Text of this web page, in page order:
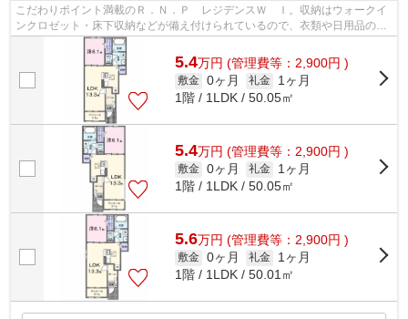
こだわりポイント満載のＲ．Ｎ．Ｐ レジデンスＷ Ｉ。収納はウォークイ
ンクロゼット・床下収納などが備え付けられているので、衣類や日用品の収
納に重宝します。室内設備は浴室乾燥...
5.4万円 (管理費等：2,900円 )
敷金 0ヶ月 礼金
1ヶ月
1階 / 1LDK / 50.05㎡
5.4万円 (管理費等：2,900円 )
敷金 0ヶ月 礼金
1ヶ月
1階 / 1LDK / 50.05㎡
5.6万円 (管理費等：2,900円 )
敷金 0ヶ月 礼金
1ヶ月
1階 / 1LDK / 50.01㎡